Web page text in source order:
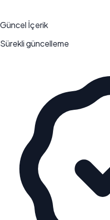
Güncel İçerik
Sürekli güncelleme